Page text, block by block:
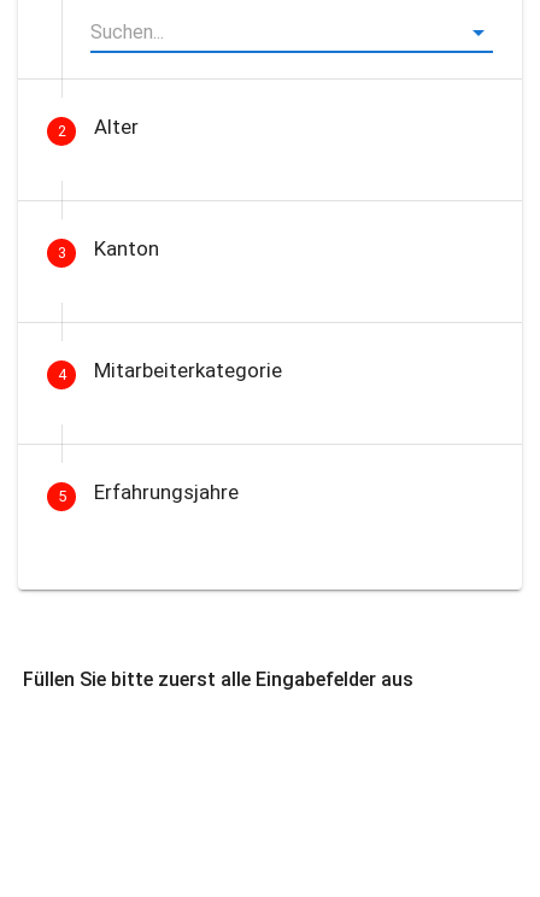
2 Alter
3 Kanton
4 Mitarbeiterkategorie
5 Erfahrungsjahre
Füllen Sie bitte zuerst alle Eingabefelder aus